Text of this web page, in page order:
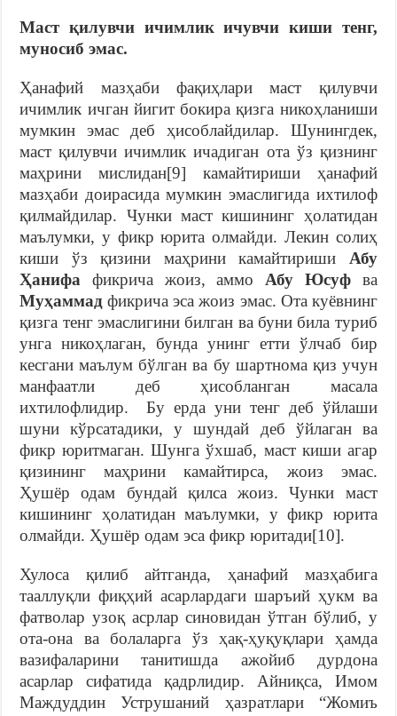
Маст қилувчи ичимлик ичувчи киши тенг,
муносиб эмас.
Ҳанафий мазҳаби фақиҳлари маст қилувчи
ичимлик ичган йигит бокира қизга никоҳланиши
мумкин эмас деб ҳисоблайдилар. Шунингдек,
маст қилувчи ичимлик ичадиган ота ўз қизнинг
маҳрини мислидан[9] камайтириши ҳанафий
мазҳаби доирасида мумкин эмаслигида ихтилоф
қилмайдилар. Чунки маст кишининг ҳолатидан
маълумки, у фикр юрита олмайди. Лекин солиҳ
киши ўз қизини маҳрини камайтириши Абу
Ҳанифа фикрича жоиз, аммо Абу Юсуф ва
Муҳаммад фикрича эса жоиз эмас. Ота куёвнинг
қизга тенг эмаслигини билган ва буни била туриб
унга никоҳлаган, бунда унинг етти ўлчаб бир
кесгани маълум бўлган ва бу шартнома қиз учун
манфаатли деб ҳисобланган масала
ихтилофлидир. Бу ерда уни тенг деб ўйлаши
шуни кўрсатадики, у шундай деб ўйлаган ва
фикр юритмаган. Шунга ўхшаб, маст киши агар
қизининг маҳрини камайтирса, жоиз эмас.
Ҳушёр одам бундай қилса жоиз. Чунки маст
кишининг ҳолатидан маълумки, у фикр юрита
олмайди. Ҳушёр одам эса фикр юритади[10].
Хулоса қилиб айтганда, ҳанафий мазҳабига
тааллуқли фиқҳий асарлардаги шаръий ҳукм ва
фатволар узоқ асрлар синовидан ўтган бўлиб, у
ота-она ва болаларга ўз ҳақ-ҳуқуқлари ҳамда
вазифаларини танитишда ажойиб дурдона
асарлар сифатида қадрлидир. Айниқса, Имом
Маждуддин Уструшаний ҳазратлари “Жомиъ